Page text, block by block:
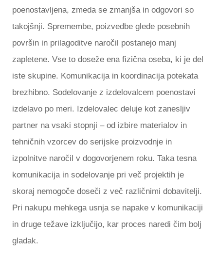
poenostavljena, zmeda se zmanjša in odgovori so
takojšnji. Spremembe, poizvedbe glede posebnih
površin in prilagoditve naročil postanejo manj
zapletene. Vse to doseže ena fizična oseba, ki je del
iste skupine. Komunikacija in koordinacija potekata
brezhibno. Sodelovanje z izdelovalcem poenostavi
izdelavo po meri. Izdelovalec deluje kot zanesljiv
partner na vsaki stopnji – od izbire materialov in
tehničnih vzorcev do serijske proizvodnje in
izpolnitve naročil v dogovorjenem roku. Taka tesna
komunikacija in sodelovanje pri več projektih je
skoraj nemogoče doseči z več različnimi dobavitelji.
Pri nakupu mehkega usnja se napake v komunikaciji
in druge težave izključijo, kar proces naredi čim bolj
gladak.